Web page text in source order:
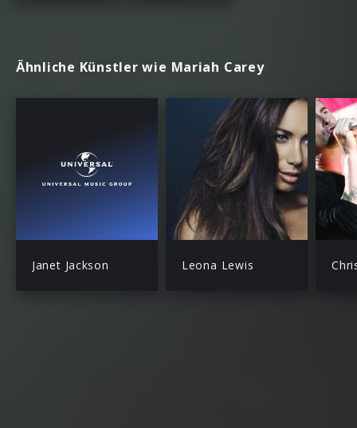
Ähnliche Künstler wie Mariah Carey
Janet Jackson Leona Lewis